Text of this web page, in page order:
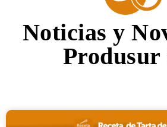
Noticias y
Produsur